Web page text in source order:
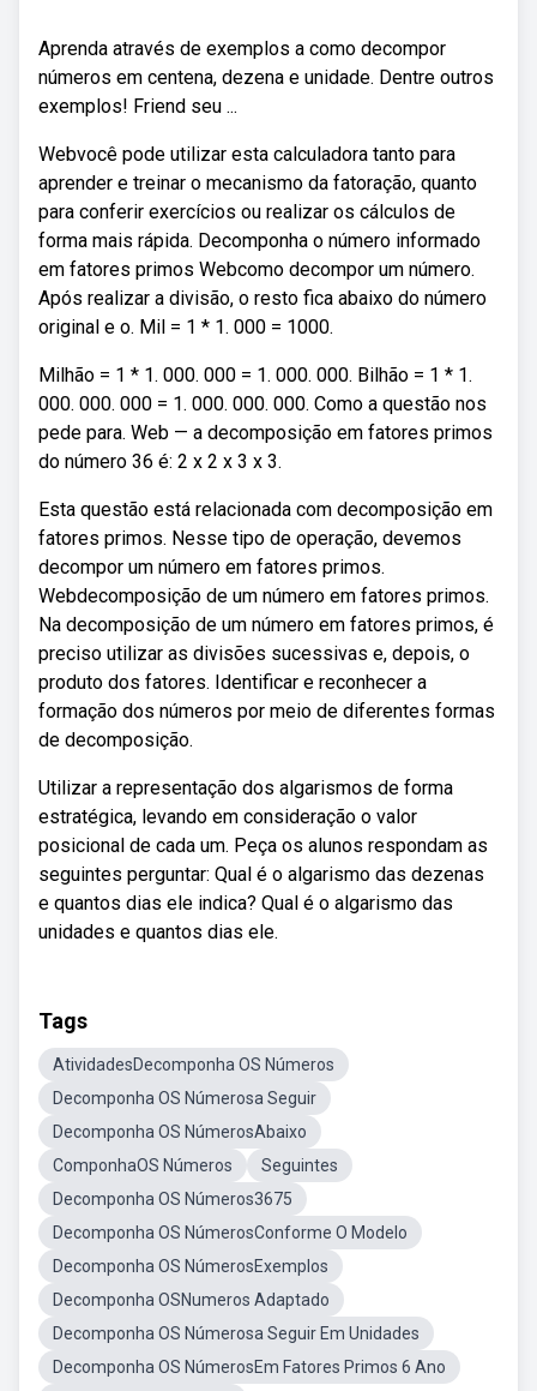
Aprenda através de exemplos a como decompor
números em centena, dezena e unidade. Dentre outros
exemplos! Friend seu ...
Webvocê pode utilizar esta calculadora tanto para
aprender e treinar o mecanismo da fatoração, quanto
para conferir exercícios ou realizar os cálculos de
forma mais rápida. Decomponha o número informado
em fatores primos Webcomo decompor um número.
Após realizar a divisão, o resto fica abaixo do número
original e o. Mil = 1 * 1. 000 = 1000.
Milhão = 1 * 1. 000. 000 = 1. 000. 000. Bilhão = 1 * 1.
000. 000. 000 = 1. 000. 000. 000. Como a questão nos
pede para. Web — a decomposição em fatores primos
do número 36 é: 2 x 2 x 3 x 3.
Esta questão está relacionada com decomposição em
fatores primos. Nesse tipo de operação, devemos
decompor um número em fatores primos.
Webdecomposição de um número em fatores primos.
Na decomposição de um número em fatores primos, é
preciso utilizar as divisões sucessivas e, depois, o
produto dos fatores. Identificar e reconhecer a
formação dos números por meio de diferentes formas
de decomposição.
Utilizar a representação dos algarismos de forma
estratégica, levando em consideração o valor
posicional de cada um. Peça os alunos respondam as
seguintes perguntar: Qual é o algarismo das dezenas
e quantos dias ele indica? Qual é o algarismo das
unidades e quantos dias ele.
Tags
AtividadesDecomponha OS Números
Decomponha OS Númerosa Seguir
Decomponha OS NúmerosAbaixo
ComponhaOS Números
Seguintes
Decomponha OS Números3675
Decomponha OS NúmerosConforme O Modelo
Decomponha OS NúmerosExemplos
Decomponha OSNumeros Adaptado
Decomponha OS Númerosa Seguir Em Unidades
Decomponha OS NúmerosEm Fatores Primos 6 Ano